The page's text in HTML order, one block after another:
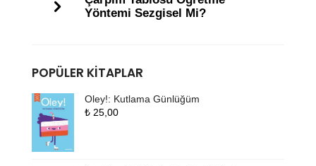
Yöntemi Sezgisel Mi?
POPÜLER KITAPLAR
Oley!: Kutlama Günlüğüm
₺25,00